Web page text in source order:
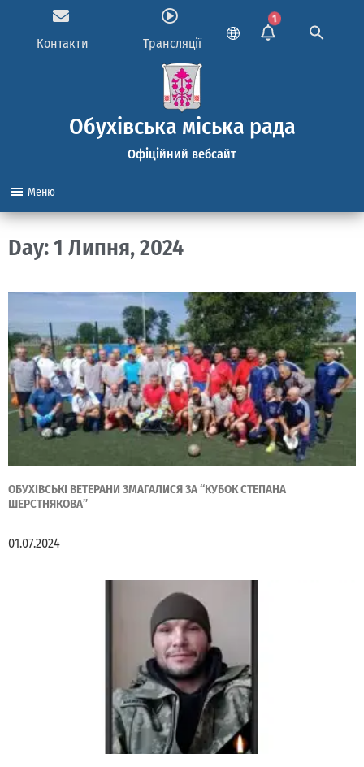
Контакти Трансляції
1
Обухівська міська рада
Офіційний вебсайт
Меню
Day: 1 Липня, 2024
ОБУХІВСЬКІ ВЕТЕРАНИ ЗМАГАЛИСЯ ЗА “КУБОК СТЕПАНА
ШЕРСТНЯКОВА”
01.07.2024